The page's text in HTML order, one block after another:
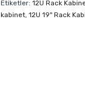
Etiketler: 12U Rack
kabinet, 12U 19" Rack